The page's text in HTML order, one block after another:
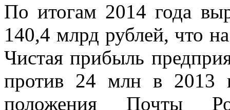
По итогам 2014 года
140,4 млрд рублей, что
Чистая прибыль
против 24 млн в 2013
положения Почты